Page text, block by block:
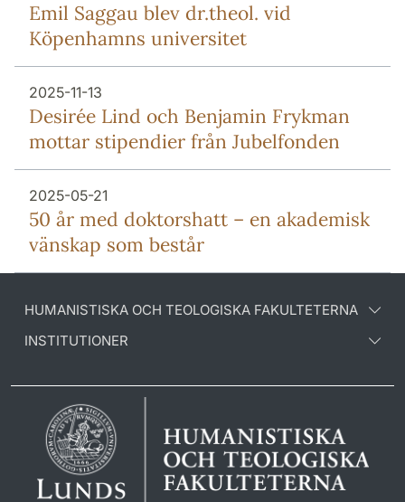
Emil Saggau blev dr.theol. vid
Köpenhamns universitet
2025-11-13
Desirée Lind och Benjamin Frykman
mottar stipendier från Jubelfonden
2025-05-21
50 år med doktorshatt – en akademisk
vänskap som består
HUMANISTISKA OCH TEOLOGISKA FAKULTETERNA
INSTITUTIONER